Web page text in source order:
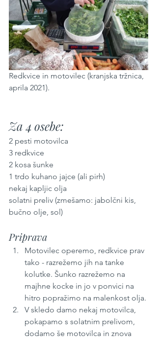
Redkvice in motovilec (kranjska tržnica,
aprila 2021).
Za 4 osebe:
2 pesti motovilca
3 redkvice
2 kosa šunke
1 trdo kuhano jajce (ali pirh)
nekaj kapljic olja
solatni preliv (zmešamo: jabolčni kis,
bučno olje, sol)
Priprava
Motovilec operemo, redkvice prav
tako - razrežemo jih na tanke
kolutke. Šunko razrežemo na
majhne kocke in jo v ponvici na
hitro popražimo na malenkost olja.
V skledo damo nekaj motovilca,
pokapamo s solatnim prelivom,
dodamo še motovilca in znova